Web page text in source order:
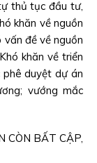
thủ tục đầu tư,
khăn về nguồn
đề về nguồn
khăn về triển
duyệt dự án
vướng mắc
CÒN BẤT CẬP,